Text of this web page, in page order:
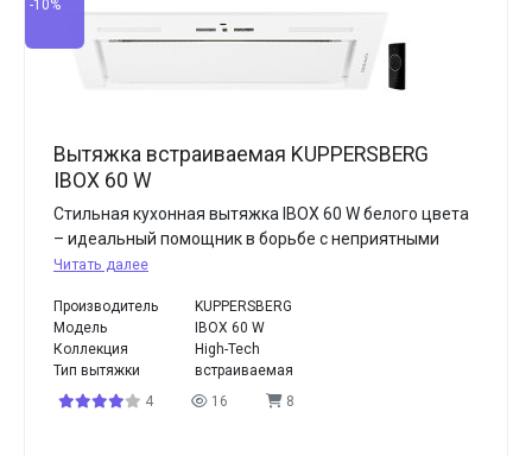
-10%
Вытяжка встраиваемая KUPPERSBERG
IBOX 60 W
Стильная кухонная вытяжка IBOX 60 W белого цвета
– идеальный помощник в борьбе с неприятными
Читать далее
Производитель
KUPPERSBERG
Модель
IBOX 60 W
Коллекция
High-Tech
Тип вытяжки
встраиваемая
4
16 8